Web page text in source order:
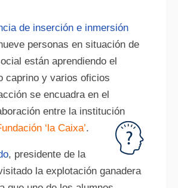
de inserción e inmersión
personas en situación de
están aprendiendo el
caprino y varios oficios
se encuadra en el
entre la institución
‘la Caixa’.
, presidente de la
la explotación ganadera